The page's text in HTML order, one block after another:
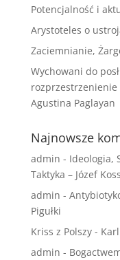
Potencjalność i
Arystoteles o
Zaciemnianie,
Wychowani do
rozprzestrzenienie
Agustina Paglayan
Najnowsze
admin - Ideologia,
Taktyka – Józef
admin -
Pigułki
Kriss z Polszy-
admin -